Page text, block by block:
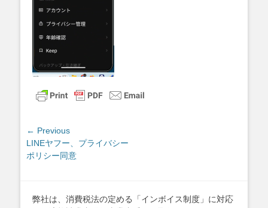
投
稿
ナ
ー
← Previous
Previous
post:
LINEヤフー、プライバシー
ポリシー同意
弊社は、消費税法の定める「インボイス制度」に対応